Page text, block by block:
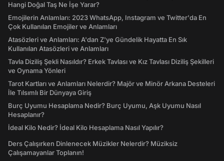
Hangi Doğal Taş Ne İşe Yarar?
Emojilerin Anlamları: 2023 WhatsApp, Instagram ve Twitter'da En
Çok Kullanılan Emojiler ve Anlamları
Atasözleri ve Anlamları: A'dan Z'ye Gündelik Hayatta En Sık
Kullanılan Atasözleri ve Anlamları
Tavla Diziliş Şekli Nasıldır? Erkek Tavlası ve Kız Tavlası Diziliş Şekilleri
ve Oynama Yönleri
Tarot Kartları ve Anlamları Nelerdir? Majör ve Minör Arkana Desteleri
İle Tılsımlı Bir Dünyaya Giriş
Burç Uyumu Hesaplama Nedir? Burç Uyumu, Aşk Uyumu Nasıl
Hesaplanır?
İdeal Kilo Nedir? İdeal Kilo Hesaplama Nasıl Yapılır?
Ders Çalışırken Dinlenecek Müzikler Nelerdir? Müziksiz
Çalışamayanlar Toplanın!